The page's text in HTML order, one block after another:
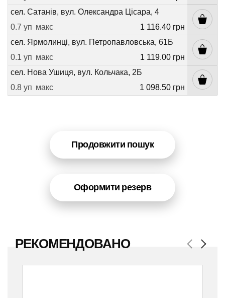
сел. Сатанів, вул. Олександра Цісара, 4
0.7 уп макс
1 116.40 грн
сел. Ярмолинці, вул. Петропавловська, 61Б
0.1 уп макс
1 119.00 грн
сел. Нова Ушиця, вул. Кольчака, 2Б
0.8 уп макс 1 098.50 грн
Продовжити пошук
Оформити резерв
РЕКОМЕНДОВАНО Previous
Next